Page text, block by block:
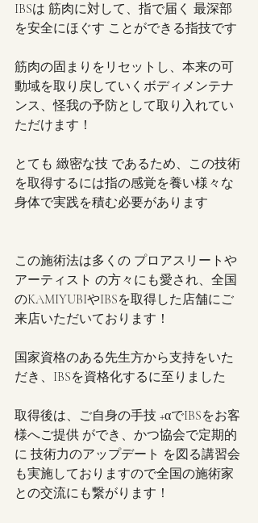
IBSは 筋肉に対して、指で届く 最深部
を安全にほぐす ことができる指技です
筋肉の固まりをリセットし、本来の可
動域を取り戻していくボディメンテナ
ンス、怪我の予防として取り入れてい
ただけます！
とても 緻密な技 であるため、この技術
を取得するには指の感覚を養い様々な
身体で実践を積む必要があります
この施術法は多くの プロアスリートや
アーティスト の方々にも愛され、全国
のKAMIYUBIやIBSを取得した店舗にご
来店いただいております！
国家資格のある先生方から支持をいた
だき、IBSを資格化するに至りました
取得後は、ご自身の手技 +αでIBSをお客
様へご提供 ができ、かつ協会で定期的
に 技術力のアップデート を図る講習会
も実施しておりますので全国の施術家
との交流にも繋がります！